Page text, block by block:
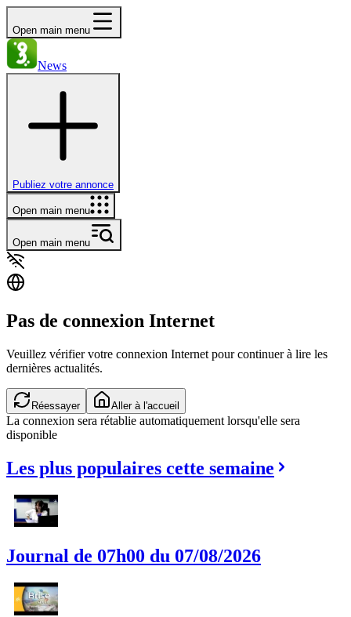
Open main menu
News
Publiez votre annonce
Open main menu
Open main menu
Pas de connexion Internet
Veuillez vérifier votre connexion Internet pour continuer à lire les
dernières actualités.
Réessayer Aller à l'accueil
La connexion sera rétablie automatiquement lorsqu'elle sera
disponible
Les plus populaires cette semaine
Journal de 07h00 du 07/08/2026